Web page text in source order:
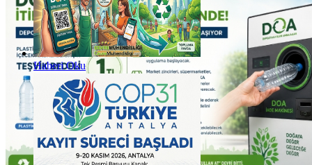
Haberi Oku